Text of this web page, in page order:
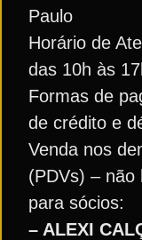
Paulo
Horário de
das 10h às
Formas de
de crédito e
Venda nos
(PDVs) – não
para sócios:
– ALEXI